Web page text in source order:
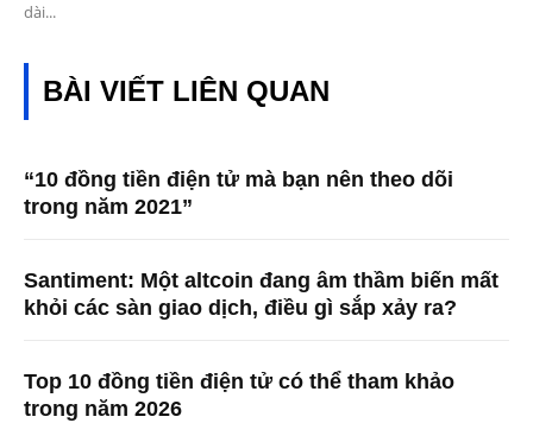
dài...
BÀI VIẾT LIÊN QUAN
“10 đồng tiền điện tử mà bạn nên theo dõi
trong năm 2021”
Santiment: Một altcoin đang âm thầm biến mất
khỏi các sàn giao dịch, điều gì sắp xảy ra?
Top 10 đồng tiền điện tử có thể tham khảo
trong năm 2026